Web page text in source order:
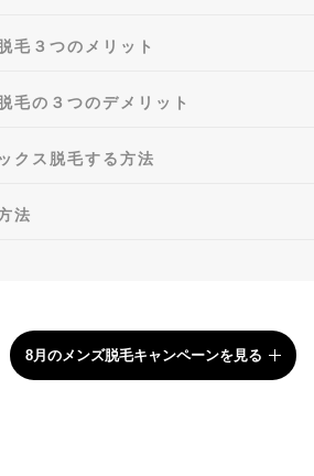
毛３つのメリット
毛の３つのデメリット
クス脱毛する方法
法
8月のメンズ脱毛キャンペーンを見る